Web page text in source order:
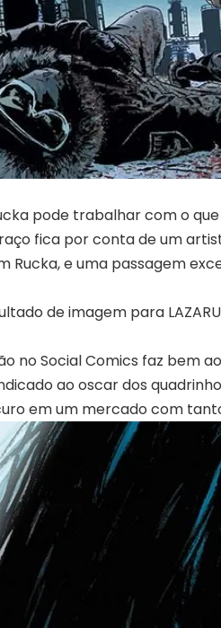
pode trabalhar com o
fica por conta de um
Rucka, e uma passagem
no Social Comics faz bem
ao oscar dos
em um mercado com